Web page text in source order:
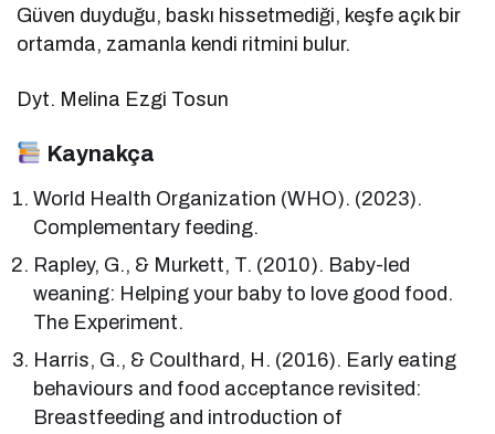
Güven duyduğu, baskı hissetmediği, keşfe açık bir
ortamda, zamanla kendi ritmini bulur.
Dyt. Melina Ezgi Tosun
Kaynakça
World Health Organization (WHO). (2023).
Complementary feeding.
Rapley, G., & Murkett, T. (2010). Baby-led
weaning: Helping your baby to love good food.
The Experiment.
Harris, G., & Coulthard, H. (2016). Early eating
behaviours and food acceptance revisited:
Breastfeeding and introduction of